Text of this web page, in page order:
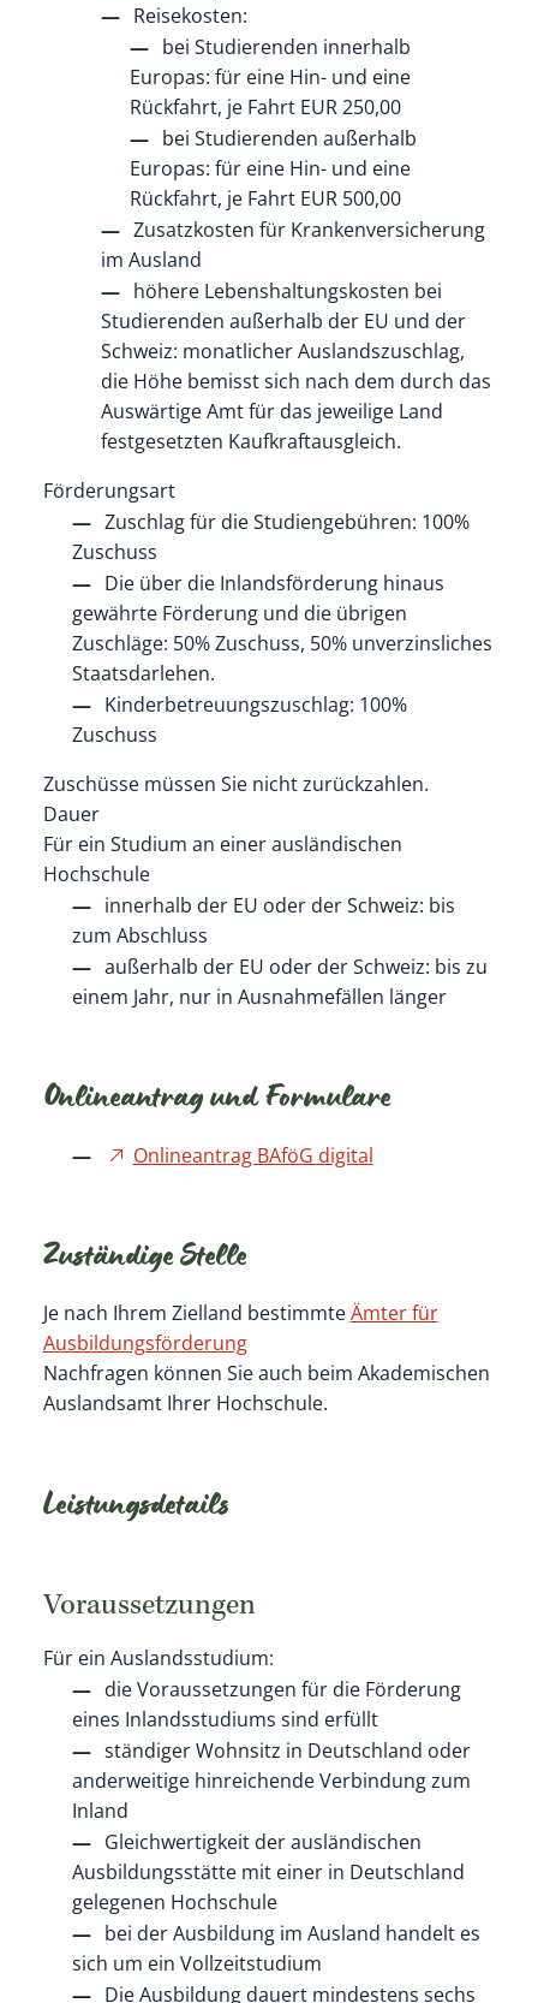
Reisekosten:
bei Studierenden innerhalb
Europas: für eine Hin- und eine
Rückfahrt, je Fahrt EUR250,00
bei Studierenden außerhalb
Europas: für eine Hin- und eine
Rückfahrt, je Fahrt EUR 500,00
Zusatzkosten für Krankenversicherung
im Ausland
höhere Lebenshaltungskosten bei
Studierenden außerhalb der EU und der
Schweiz: monatlicher Auslandszuschlag,
die Höhe bemisst sich nach dem durch das
Auswärtige Amt für das jeweilige Land
festgesetzten Kaufkraftausgleich.
Förderungsart
Zuschlag für die Studiengebühren: 100%
Zuschuss
Die über die Inlandsförderung hinaus
gewährte Förderung und die übrigen
Zuschläge: 50% Zuschuss, 50% unverzinsliches
Staatsdarlehen.
Kinderbetreuungszuschlag: 100%
Zuschuss
Zuschüsse müssen Sie nicht zurückzahlen.
Dauer
Für ein Studium an einer ausländischen
Hochschule
innerhalb der EU oder der Schweiz: bis
zum Abschluss
außerhalb der EU oder der Schweiz: bis zu
einem Jahr, nur in Ausnahmefällen länger
Onlineantrag und Formulare
Onlineantrag BAföG digital
Zuständige Stelle
Je nach Ihrem Zielland bestimmteÄmter für
Ausbildungsförderung
Nachfragen können Sie auch beim Akademischen
Auslandsamt Ihrer Hochschule.
Leistungsdetails
Voraussetzungen
Für ein Auslandsstudium:
die Voraussetzungen für die Förderung
eines Inlandsstudiums sind erfüllt
ständiger Wohnsitz in Deutschland oder
anderweitige hinreichende Verbindung zum
Inland
Gleichwertigkeit der ausländischen
Ausbildungsstätte mit einer in Deutschland
gelegenen Hochschule
bei der Ausbildung im Ausland handelt es
sich um ein Vollzeitstudium
Die Ausbildung dauert mindestens sechs